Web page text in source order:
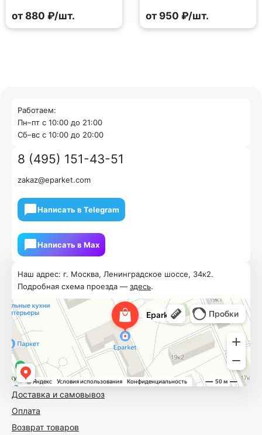
от 880 ₽/шт. от 950 ₽/шт.
Доставка и самовывоз
Оплата
Возврат товаров
Наш адрес: г. Москва, Ленинградское шоссе, 34к2.
Подробная схема проезда — здесь.
Работаем:
Пн–пт с 10:00 до 21:00
Cб–вс с 10:00 до 20:00
8 (495) 151-43-51
zakaz@eparket.com
Написать в Telegram
Написать в Мах